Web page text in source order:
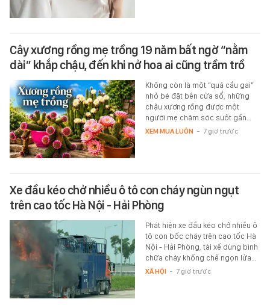
Cây xương rồng mẹ trồng 19 năm bất ngờ “nằm
dài” khắp chậu, đến khi nở hoa ai cũng trầm trồ
Không còn là một “quả cầu gai”
nhỏ bé đặt bên cửa sổ, những
chậu xương rồng được một
người mẹ chăm sóc suốt gần…
XEM MUA LUÔN - 7 giờ trước
Xe đầu kéo chở nhiều ô tô con cháy ngùn ngụt
trên cao tốc Hà Nội - Hải Phòng
Phát hiện xe đầu kéo chở nhiều ô
tô con bốc cháy trên cao tốc Hà
Nội - Hải Phòng, tài xế dùng bình
chữa cháy khống chế ngọn lửa…
XÃ HỘI - 7 giờ trước